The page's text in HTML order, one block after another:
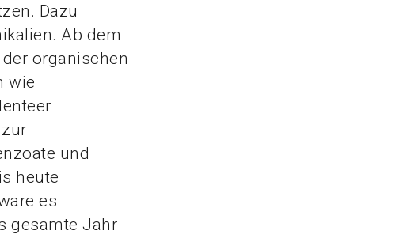
Dazu
Ab dem
organischen
wie
und
heute
es
gesamte Jahr